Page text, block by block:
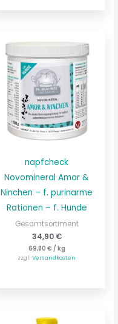
napfcheck
Novomineral Amor &
Ninchen – f. purinarme
Rationen – f. Hunde
Gesamtsortiment
34,90 €
69,80 € / kg
zzgl.Versandkosten